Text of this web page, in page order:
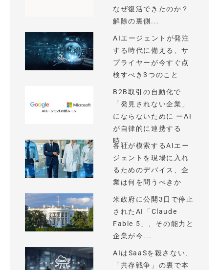
なぜ復活できたのか？
解除の裏側...
AIエージェントが発注
する時代に備える、サ
プライヤーが今すぐ点
検すべき3つのこと
B2B取引の自動化で
「発見されない企業」
にならないために ーAI
が自律的に連携する
時...
各社が模索するAIエー
ジェントを現場に入れ
るためのデバイス、企
業は何を問うべきか
米政府に公開3日で停止
されたAI「Claude
Fable 5」、その能力と
企業が今...
AIはSaaSを殺さない、
「共存戦争」の裏で本